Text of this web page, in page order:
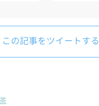
この記事をツイートする